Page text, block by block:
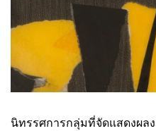
นิทรรศการกลุ่มที่จัดแสดงผล